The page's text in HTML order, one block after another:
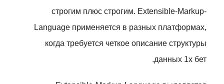
строгим плюс строгим. Extensible-Markup-
Language применяется в разных платформах,
когда требуется четкое описание структуры
данных 1х бет.